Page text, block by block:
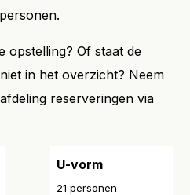
opstelling? Of staat de
in het overzicht? Neem
reserveringen via
U-vorm
21 personen